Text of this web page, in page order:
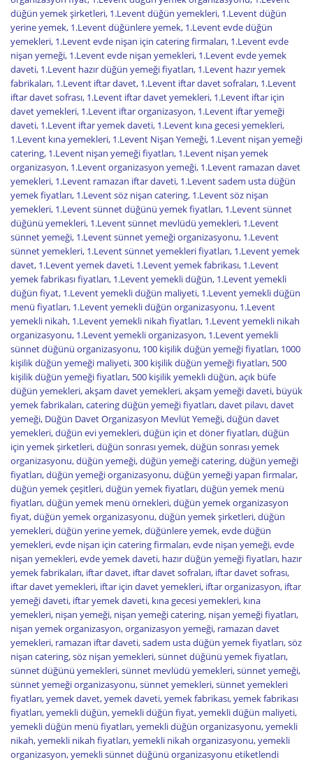
düğün yemek şirketleri, 1.Levent düğün yemekleri, 1.Levent düğün
yerine yemek, 1.Levent düğünlere yemek, 1.Levent evde düğün
yemekleri, 1.Levent evde nişan için catering firmaları, 1.Levent evde
nişan yemeği, 1.Levent evde nişan yemekleri, 1.Levent evde yemek
daveti, 1.Levent hazır düğün yemeği fiyatları, 1.Levent hazır yemek
fabrikaları, 1.Levent iftar davet, 1.Levent iftar davet sofraları, 1.Levent
iftar davet sofrası, 1.Levent iftar davet yemekleri, 1.Levent iftar için
davet yemekleri, 1.Levent iftar organizasyon, 1.Levent iftar yemeği
daveti, 1.Levent iftar yemek daveti, 1.Levent kına gecesi yemekleri,
1.Levent kına yemekleri, 1.Levent Nişan Yemeği, 1.Levent nişan yemeği
catering, 1.Levent nişan yemeği fiyatları, 1.Levent nişan yemek
organizasyon, 1.Levent organizasyon yemeği, 1.Levent ramazan davet
yemekleri, 1.Levent ramazan iftar daveti, 1.Levent sadem usta düğün
yemek fiyatları, 1.Levent söz nişan catering, 1.Levent söz nişan
yemekleri, 1.Levent sünnet düğünü yemek fiyatları, 1.Levent sünnet
düğünü yemekleri, 1.Levent sünnet mevlüdü yemekleri, 1.Levent
sünnet yemeği, 1.Levent sünnet yemeği organizasyonu, 1.Levent
sünnet yemekleri, 1.Levent sünnet yemekleri fiyatları, 1.Levent yemek
davet, 1.Levent yemek daveti, 1.Levent yemek fabrikası, 1.Levent
yemek fabrikası fiyatları, 1.Levent yemekli düğün, 1.Levent yemekli
düğün fiyat, 1.Levent yemekli düğün maliyeti, 1.Levent yemekli düğün
menü fiyatları, 1.Levent yemekli düğün organizasyonu, 1.Levent
yemekli nikah, 1.Levent yemekli nikah fiyatları, 1.Levent yemekli nikah
organizasyonu, 1.Levent yemekli organizasyon, 1.Levent yemekli
sünnet düğünü organizasyonu, 100 kişilik düğün yemeği fiyatları, 1000
kişilik düğün yemeği maliyeti,300 kişilik düğün yemeği fiyatları, 500
kişilik düğün yemeği fiyatları, 500 kişilik yemekli düğün,açık büfe
düğün yemekleri,akşam davet yemekleri,akşam yemeği daveti, büyük
yemek fabrikaları,catering düğün yemeği fiyatları,davet pilavı,davet
yemeği, Düğün Davet Organizasyon Mevlüt Yemeği,düğün davet
yemekleri,düğün evi yemekleri,düğün için et döner fiyatları,düğün
için yemek şirketleri,düğün sonrası yemek,düğün sonrası yemek
organizasyonu,düğün yemeği,düğün yemeği catering,düğün yemeği
fiyatları,düğün yemeği organizasyonu,düğün yemeği yapan firmalar,
düğün yemek çeşitleri,düğün yemek fiyatları,düğün yemek menü
fiyatları,düğün yemek menü örnekleri,düğün yemek organizasyon
fiyat,düğün yemek organizasyonu,düğün yemek şirketleri,düğün
yemekleri,düğün yerine yemek,düğünlere yemek,evde düğün
yemekleri,evde nişan için catering firmaları,evde nişan yemeği,evde
nişan yemekleri,evde yemek daveti, hazır düğün yemeği fiyatları, hazır
yemek fabrikaları, iftar davet, iftar davet sofraları, iftar davet sofrası,
iftar davet yemekleri, iftar için davet yemekleri, iftar organizasyon, iftar
yemeği daveti, iftar yemek daveti, kına gecesi yemekleri, kına
yemekleri, nişan yemeği, nişan yemeği catering, nişan yemeği fiyatları,
nişan yemek organizasyon,organizasyon yemeği, ramazan davet
yemekleri, ramazan iftar daveti,sadem usta düğün yemek fiyatları,söz
nişan catering,söz nişan yemekleri,sünnet düğünü yemek fiyatları,
sünnet düğünü yemekleri,sünnet mevlüdü yemekleri,sünnet yemeği,
sünnet yemeği organizasyonu,sünnet yemekleri,sünnet yemekleri
fiyatları,yemek davet,yemek daveti,yemek fabrikası,yemek fabrikası
fiyatları,yemekli düğün,yemekli düğün fiyat,yemekli düğün maliyeti,
yemekli düğün menü fiyatları,yemekli düğün organizasyonu,yemekli
nikah,yemekli nikah fiyatları,yemekli nikah organizasyonu,yemekli
organizasyon,yemekli sünnet düğünü organizasyonu etiketlendi